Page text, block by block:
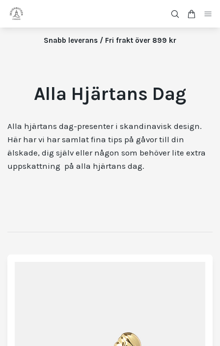
Snabb leverans / Fri frakt över 899 kr
Alla Hjärtans Dag
Alla hjärtans dag-presenter i skandinavisk design.
Här har vi har samlat fina tips på gåvor till din
älskade, dig själv eller någon som behöver lite extra
uppskattning på alla hjärtans dag.